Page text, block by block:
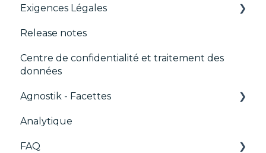
Paywalls
CMS
Analytics
Exigences Légales
Didomi SDK compliance
Release notes
Centre de confidentialité et traitement des
données
Agnostik - Facettes
Trackers
Analytique
FAQ